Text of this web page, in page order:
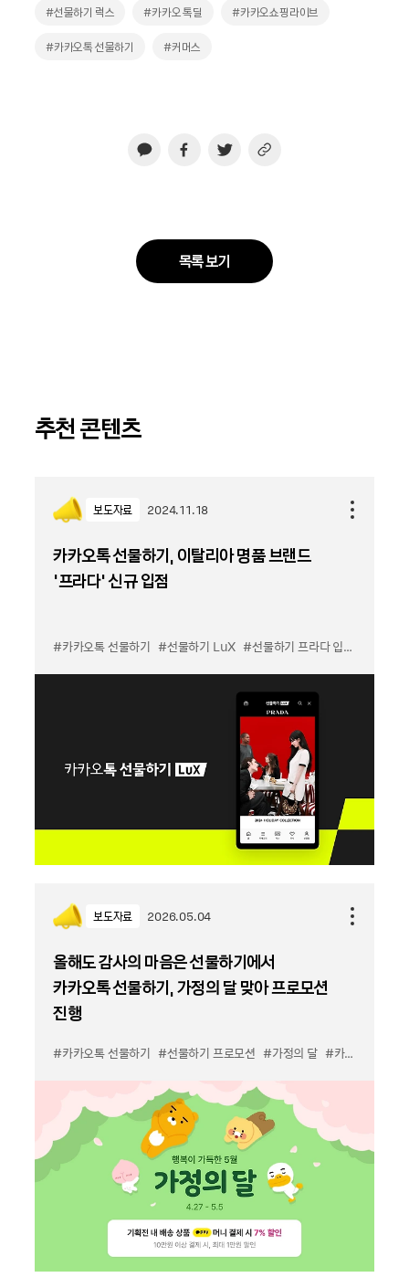
#선물하기 럭스 #카카오 톡딜 #카카오쇼핑라이브
#카카오톡 선물하기 #커머스
목록 보기
추천 콘텐츠
보도자료 2024.11.18
카카오톡 선물하기, 이탈리아 명품 브랜드
‘프라다’ 신규 입점
#카카오톡 선물하기 #선물하기 LuX #선물하기 프라다 입점
보도자료 2026.05.04
올해도 감사의 마음은 선물하기에서
카카오톡 선물하기, 가정의 달 맞아 프로모션
진행
#카카오톡 선물하기 #선물하기 프로모션 #가정의 달 #카카오 톡딜